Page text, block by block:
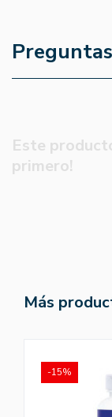
Este
primero!
Más
-15%